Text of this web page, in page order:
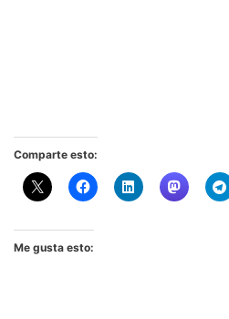
Comparte esto:
Me gusta esto: